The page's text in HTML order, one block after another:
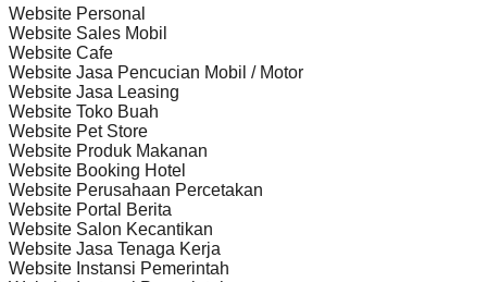
Website Personal
Website Sales Mobil
Website Cafe
Website Jasa Pencucian Mobil / Motor
Website Jasa Leasing
Website Toko Buah
Website Pet Store
Website Produk Makanan
Website Booking Hotel
Website Perusahaan Percetakan
Website Portal Berita
Website Salon Kecantikan
Website Jasa Tenaga Kerja
Website Instansi Pemerintah